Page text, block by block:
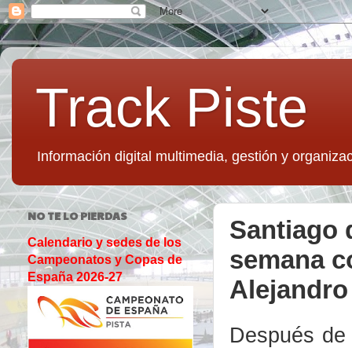
Track Piste
Información digital multimedia, gestión y
Santiago
semana
Después
NO TE LO PIERDAS
Calendario y sedes de los
Campeonatos y Copas de
España 2026-27